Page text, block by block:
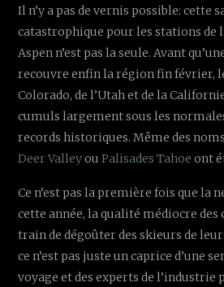
Il n’y a pas de vernis possible: cette
catastrophique pour les stations de
Aspen n’est pas la seule. Avant
recouvre enfin la région fin février,
Colorado, de l’Utah et de la
cumuls largement sous les
records historiques. Même des
Deer ValleyouPalisades Tahoe ont
Ce n’est pas la première fois que la
cette année, la qualité médiocre des
train de dégoûter des skieurs de
ce n’est pas juste un caprice d’une
voyage et des experts de l’industrie